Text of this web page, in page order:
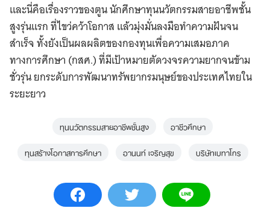
และนี่คือเรื่องราวของตูน นักศึกษาทุนนวัตกรรมสายอาชีพชั้น
สูงรุ่นแรก ที่ไขว่คว้าโอกาส แล้วมุ่งมั่นลงมือทำความฝันจน
สำเร็จ ทั้งยังเป็นผลผลิตของกองทุนเพื่อความเสมอภาค
ทางการศึกษา (กสศ.) ที่มีเป้าหมายตัดวงจรความยากจนข้าม
ชั่วรุ่น ยกระดับการพัฒนาทรัพยากรมนุษย์ของประเทศไทยใน
ระยะยาว
ทุนนวัตกรรมสายอาชีพชั้นสูง
อาชีวศึกษา
ทุนสร้างโอกาสการศึกษา
อานนท์ เจริญสุข บริษัทเบทาโกร